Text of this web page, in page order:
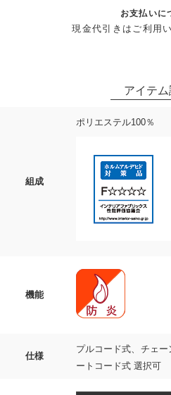
組成
ポリエステル100％
機能
仕様
プルコード式、チェ
ートコード式 選択可
お支払いに
現金代引きはご利用